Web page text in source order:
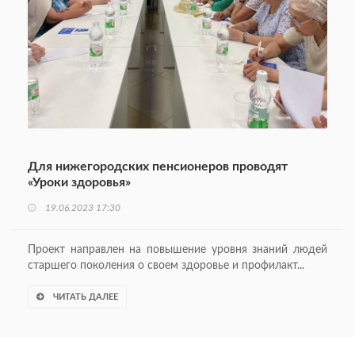
Для нижегородских пенсионеров проводят
«Уроки здоровья»
19.06.2023 17:30
Проект направлен на повышение уровня знаний людей
старшего поколения о своем здоровье и профилакт...
ЧИТАТЬ ДАЛЕЕ